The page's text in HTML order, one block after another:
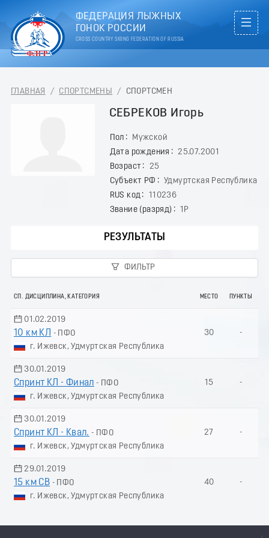
ФЕДЕРАЦИЯ ЛЫЖНЫХ
ГОНОК РОССИИ
CROSS COUNTRY SKIING FEDERATION OF RUSSIA
ГЛАВНАЯ / СПОРТСМЕНЫ / СПОРТСМЕН
СЕБРЕКОВ Игорь
Пол
Мужской
Дата рождения
25.07.2001
Возраст
25
Субъект РФ
Удмуртская Республика
RUS код
110236
Звание (разряд)
1Р
РЕЗУЛЬТАТЫ
ФИЛЬТР
СП. ДИСЦИПЛИНА, КАТЕГОРИЯ МЕСТО ПУНКТЫ
01.02.2019
10 км КЛ
- ПФО
г. Ижевск, Удмуртская Республика
30 -
30.01.2019
Спринт КЛ - Финал - ПФО
г. Ижевск, Удмуртская Республика
15 -
30.01.2019
Спринт КЛ - Квал. - ПФО
г. Ижевск, Удмуртская Республика
27 -
29.01.2019
15 км СВ - ПФО
г. Ижевск, Удмуртская Республика
40 -